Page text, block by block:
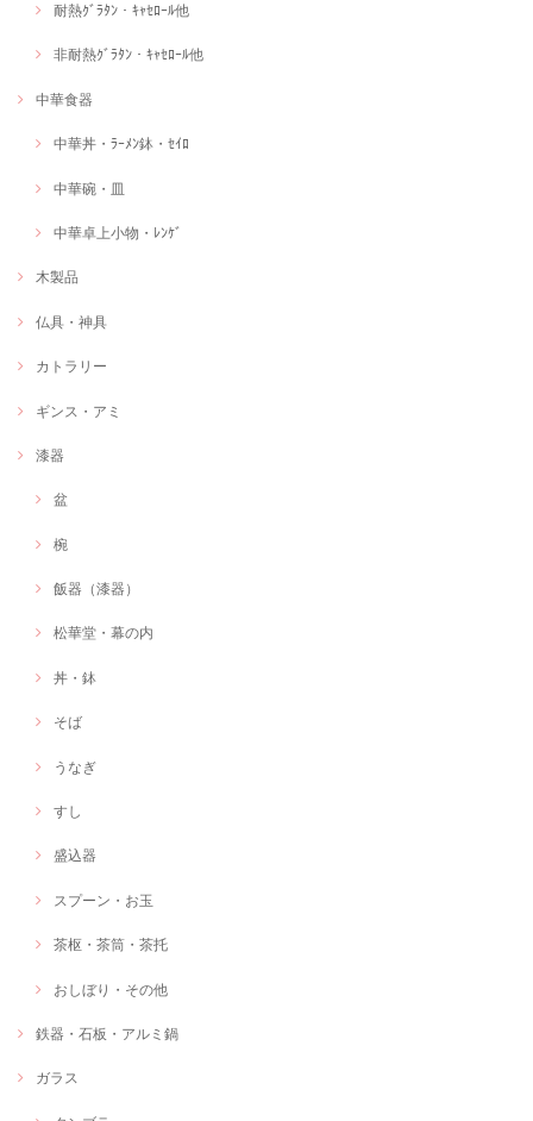
耐熱ｸﾞﾗﾀﾝ・ｷｬｾﾛｰﾙ他
非耐熱ｸﾞﾗﾀﾝ・ｷｬｾﾛｰﾙ他
中華食器
中華丼・ﾗｰﾒﾝ鉢・ｾｲﾛ
中華碗・皿
中華卓上小物・ﾚﾝｹﾞ
木製品
仏具・神具
カトラリー
ギンス・アミ
漆器
盆
椀
飯器（漆器）
松華堂・幕の内
丼・鉢
そば
うなぎ
すし
盛込器
スプーン・お玉
茶枢・茶筒・茶托
おしぼり・その他
鉄器・石板・アルミ鍋
ガラス